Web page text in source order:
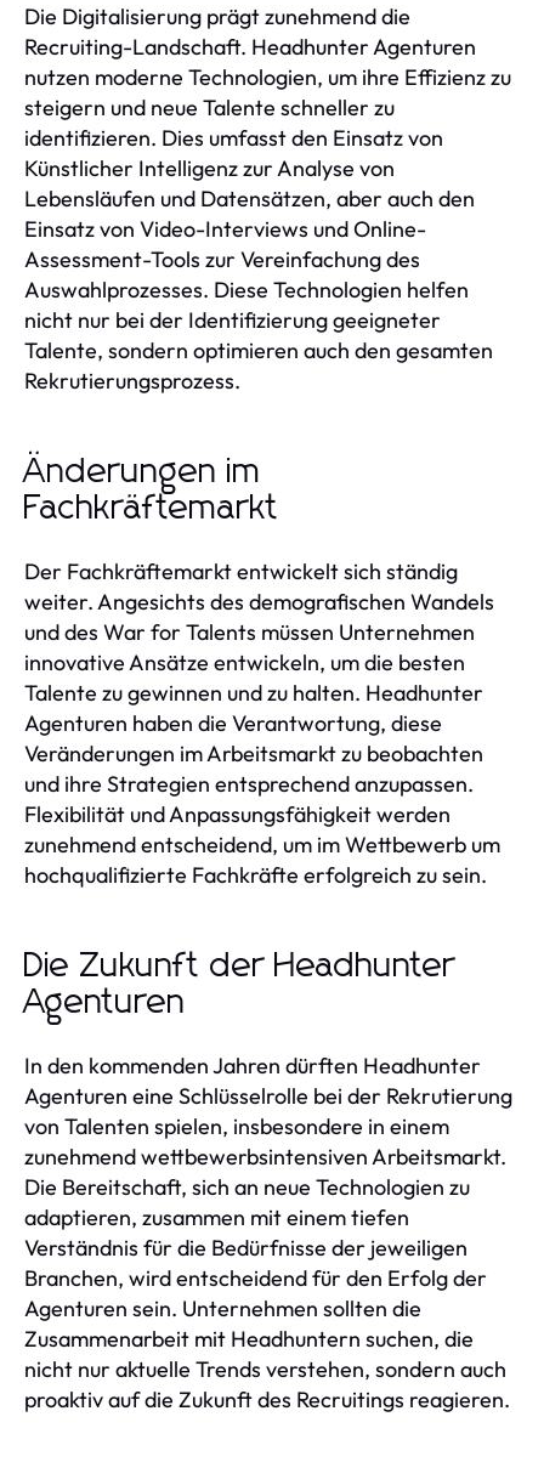
Die Digitalisierung prägt zunehmend die
Recruiting-Landschaft. Headhunter Agenturen
nutzen moderne Technologien, um ihre Effizienz zu
steigern und neue Talente schneller zu
identifizieren. Dies umfasst den Einsatz von
Künstlicher Intelligenz zur Analyse von
Lebensläufen und Datensätzen, aber auch den
Einsatz von Video-Interviews und Online-
Assessment-Tools zur Vereinfachung des
Auswahlprozesses. Diese Technologien helfen
nicht nur bei der Identifizierung geeigneter
Talente, sondern optimieren auch den gesamten
Rekrutierungsprozess.
Änderungen im
Fachkräftemarkt
Der Fachkräftemarkt entwickelt sich ständig
weiter. Angesichts des demografischen Wandels
und des War for Talents müssen Unternehmen
innovative Ansätze entwickeln, um die besten
Talente zu gewinnen und zu halten. Headhunter
Agenturen haben die Verantwortung, diese
Veränderungen im Arbeitsmarkt zu beobachten
und ihre Strategien entsprechend anzupassen.
Flexibilität und Anpassungsfähigkeit werden
zunehmend entscheidend, um im Wettbewerb um
hochqualifizierte Fachkräfte erfolgreich zu sein.
Die Zukunft der Headhunter
Agenturen
In den kommenden Jahren dürften Headhunter
Agenturen eine Schlüsselrolle bei der Rekrutierung
von Talenten spielen, insbesondere in einem
zunehmend wettbewerbsintensiven Arbeitsmarkt.
Die Bereitschaft, sich an neue Technologien zu
adaptieren, zusammen mit einem tiefen
Verständnis für die Bedürfnisse der jeweiligen
Branchen, wird entscheidend für den Erfolg der
Agenturen sein. Unternehmen sollten die
Zusammenarbeit mit Headhuntern suchen, die
nicht nur aktuelle Trends verstehen, sondern auch
proaktiv auf die Zukunft des Recruitings reagieren.